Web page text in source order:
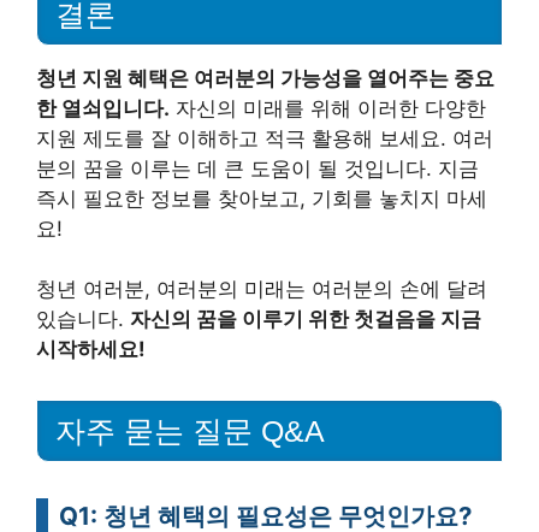
결론
청년 지원 혜택은 여러분의 가능성을 열어주는 중요
한 열쇠입니다. 자신의 미래를 위해 이러한 다양한
지원 제도를 잘 이해하고 적극 활용해 보세요. 여러
분의 꿈을 이루는 데 큰 도움이 될 것입니다. 지금
즉시 필요한 정보를 찾아보고, 기회를 놓치지 마세
요!
청년 여러분, 여러분의 미래는 여러분의 손에 달려
있습니다. 자신의 꿈을 이루기 위한 첫걸음을 지금
시작하세요!
자주 묻는 질문 Q&A
Q1: 청년 혜택의 필요성은 무엇인가요?